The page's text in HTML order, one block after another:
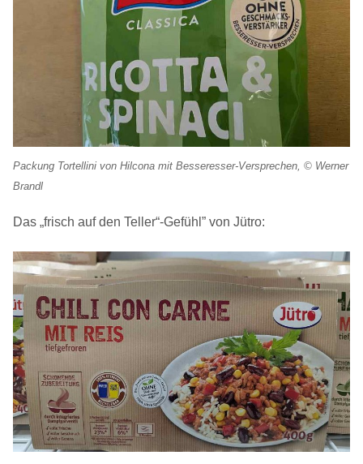
Packung Tortellini von Hilcona mit Besseresser-Versprechen, © Werner
Brandl
Das „frisch auf den Teller“-Gefühl” von Jütro: